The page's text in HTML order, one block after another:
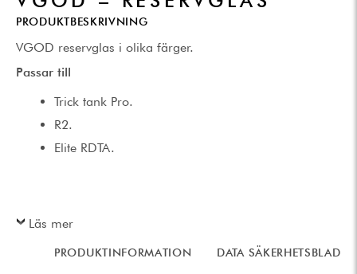
PRODUKTBESKRIVNING
VGOD reservglas i olika färger.
Passar till
Trick tank Pro.
R2.
Elite RDTA.
Läs mer
PRODUKTINFORMATION DATA SÄKERHETSBLAD